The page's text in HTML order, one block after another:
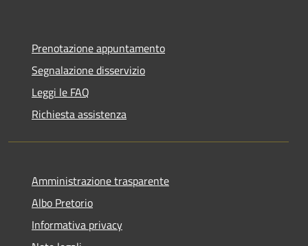
Prenotazione appuntamento
Segnalazione disservizio
Leggi le FAQ
Richiesta assistenza
Amministrazione trasparente
Albo Pretorio
Informativa privacy